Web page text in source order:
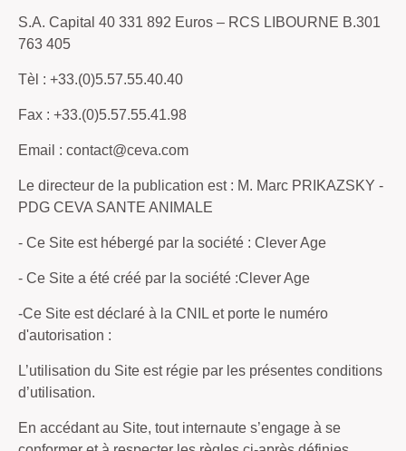
S.A. Capital 40 331 892 Euros – RCS LIBOURNE B.301
763 405
Tèl : +33.(0)5.57.55.40.40
Fax : +33.(0)5.57.55.41.98
Email : contact@ceva.com
Le directeur de la publication est : M. Marc PRIKAZSKY -
PDG CEVA SANTE ANIMALE
- Ce Site est hébergé par la société : Clever Age
- Ce Site a été créé par la société :Clever Age
-Ce Site est déclaré à la CNIL et porte le numéro
d'autorisation :
L’utilisation du Site est régie par les présentes conditions
d’utilisation.
En accédant au Site, tout internaute s’engage à se